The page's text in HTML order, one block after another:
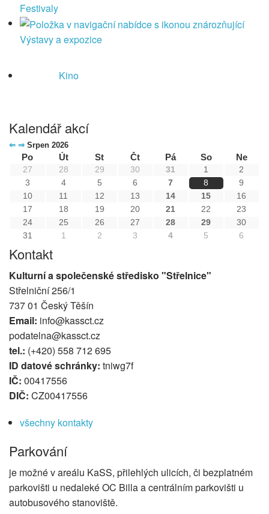
Festivaly
Výstavy a expozice
Kino
Kalendář akcí
⇐ ⇒ Srpen 2026
Po Út St Čt Pá So Ne
27 28 29 30 31 1
2
3
4 5 6 7 8
9
10
11 12 13 14 15
16
17
18 19 20 21 22
23
24
25 26 27 28 29
30
31
1 2 3 4 5 6
Kontakt
Kulturní a společenské středisko "Střelnice"
Střelniční 256/1
737 01 Český Těšín
Email: info@kassct.cz
podatelna@kassct.cz
tel.: (+420) 558 712 695
ID datové schránky: tniwg7f
IČ: 00417556
DIČ: CZ00417556
všechny kontakty
Parkování
je možné v areálu KaSS, přilehlých ulicích, či bezplatném
parkovišti u nedaleké OC Billa a centrálním parkovišti u
autobusového stanoviště.